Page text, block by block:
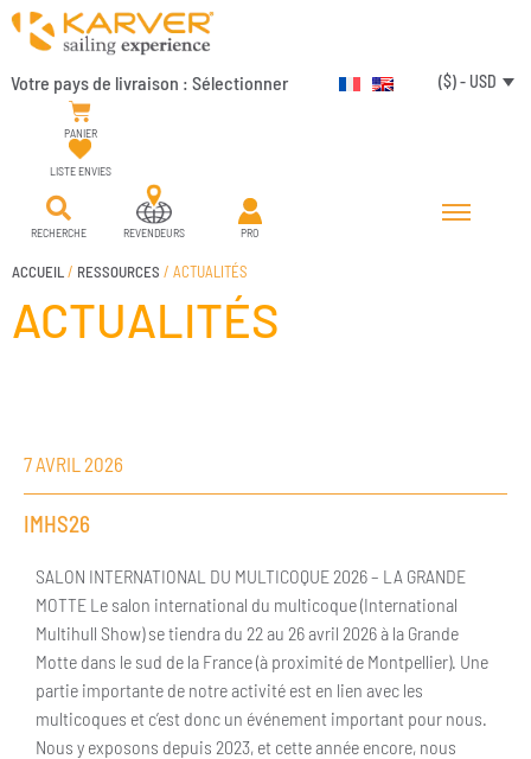
Votre pays de livraison : Sélectionner ($) - USD
PANIER
LISTE ENVIES
RECHERCHE REVENDEURS PRO
ACCUEIL / RESSOURCES / ACTUALITÉS
ACTUALITÉS
7 AVRIL 2026
IMHS26
SALON INTERNATIONAL DU MULTICOQUE 2026 – LA GRANDE
MOTTE Le salon international du multicoque (International
Multihull Show) se tiendra du 22 au 26 avril 2026 à la Grande
Motte dans le sud de la France (à proximité de Montpellier). Une
partie importante de notre activité est en lien avec les
multicoques et c’est donc un événement important pour nous.
Nous y exposons depuis 2023, et cette année encore, nous